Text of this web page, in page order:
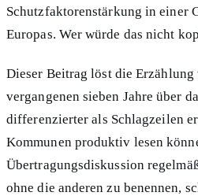
Schutzfaktorenstärkung in einer
Europas. Wer würde das nicht
Dieser Beitrag löst die
vergangenen sieben Jahre über
differenzierter als Schlagzeilen
Kommunen produktiv lesen
Übertragungsdiskussion
ohne die anderen zu benennen,